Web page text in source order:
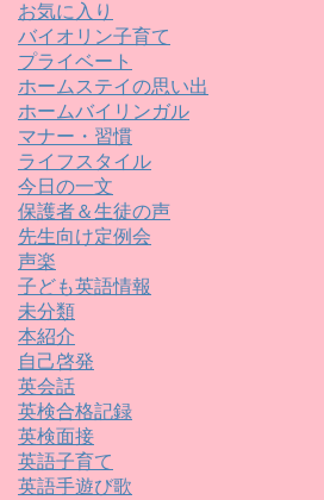
お気に入り
バイオリン子育て
プライベート
ホームステイの思い出
ホームバイリンガル
マナー・習慣
ライフスタイル
今日の一文
保護者＆生徒の声
先生向け定例会
声楽
子ども英語情報
未分類
本紹介
自己啓発
英会話
英検合格記録
英検面接
英語子育て
英語手遊び歌